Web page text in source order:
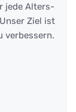
jede Alters-
Ziel ist
verbessern.